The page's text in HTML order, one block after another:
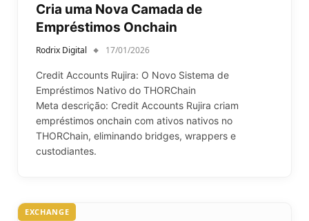
Cria uma Nova Camada de
Empréstimos Onchain
Rodrix Digital 17/01/2026
Credit Accounts Rujira: O Novo Sistema de
Empréstimos Nativo do THORChain
Meta descrição: Credit Accounts Rujira criam
empréstimos onchain com ativos nativos no
THORChain, eliminando bridges, wrappers e
custodiantes.
EXCHANGE